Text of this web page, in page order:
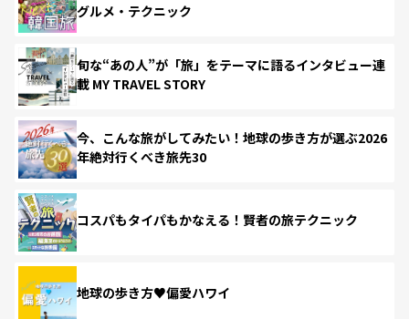
グルメ・テクニック
旬な“あの人”が「旅」をテーマに語るインタビュー連
載 MY TRAVEL STORY
今、こんな旅がしてみたい！地球の歩き方が選ぶ2026
年絶対行くべき旅先30
コスパもタイパもかなえる！賢者の旅テクニック
地球の歩き方♥偏愛ハワイ